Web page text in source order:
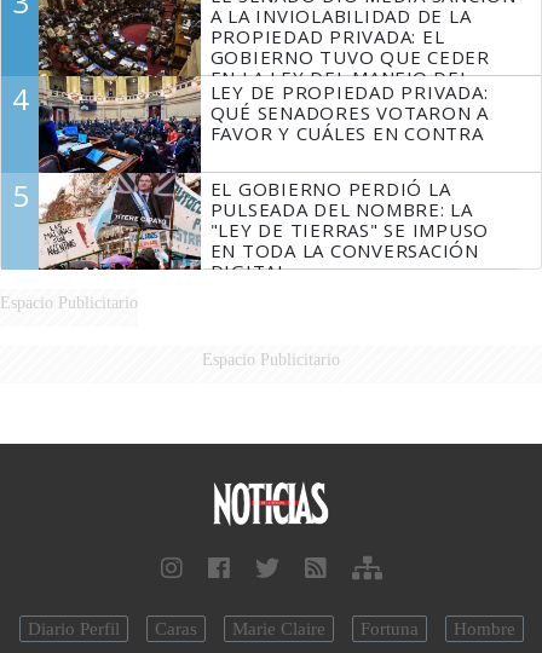
A LA INVIOLABILIDAD DE LA
PROPIEDAD PRIVADA: EL
GOBIERNO TUVO QUE CEDER
EN LA LEY DEL MANEJO DEL
FUEGO
4
LEY DE PROPIEDAD PRIVADA:
QUÉ SENADORES VOTARON A
FAVOR Y CUÁLES EN CONTRA
5
EL GOBIERNO PERDIÓ LA
PULSEADA DEL NOMBRE: LA
"LEY DE TIERRAS" SE IMPUSO
EN TODA LA CONVERSACIÓN
DIGITAL
Espacio Publicitario
Espacio Publicitario
Diario Perfil Caras Marie Claire Fortuna Hombre